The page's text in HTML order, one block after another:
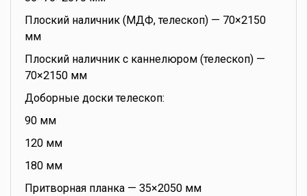
Плоский наличник (МДФ, телескоп) — 70×2150
мм
Плоский наличник с каннелюром (телескоп) —
70×2150 мм
Доборные доски телескоп:
90 мм
120 мм
180 мм
Притворная планка — 35×2050 мм